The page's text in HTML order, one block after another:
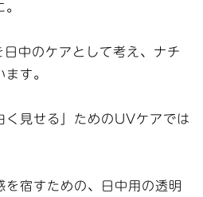
中のケアとして考え、ナチ
す。
く見せる」ためのUVケアでは
を宿すための、日中用の透明